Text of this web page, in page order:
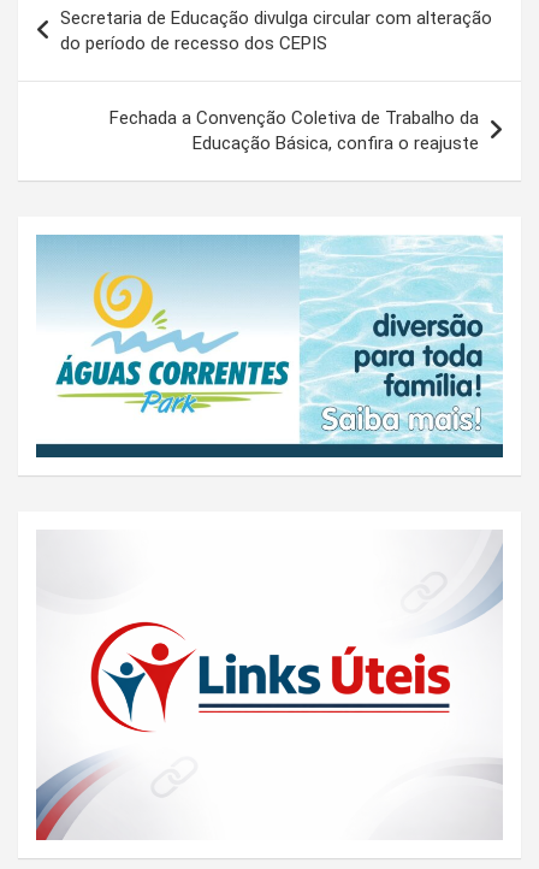
de
Post
Secretaria de Educação divulga circular com alteração
do período de recesso dos CEPIS
Fechada a Convenção Coletiva de Trabalho da
Educação Básica, confira o reajuste